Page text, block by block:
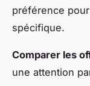
préférence
spécifique.
Comparer les
une attention